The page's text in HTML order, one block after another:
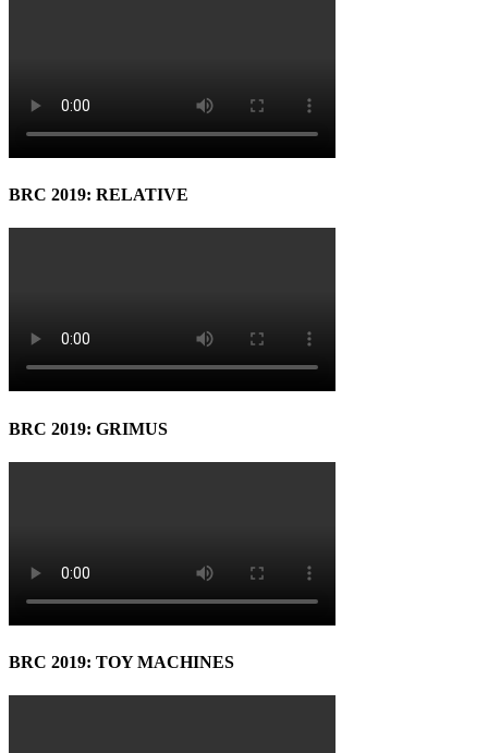
BRC 2019: RELATIVE
BRC 2019: GRIMUS
BRC 2019: TOY MACHINES